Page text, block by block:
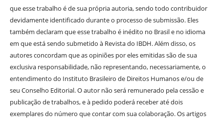
que esse trabalho é de sua própria autoria, sendo todo contribuidor
devidamente identificado durante o processo de submissão. Eles
também declaram que esse trabalho é inédito no Brasil e no idioma
em que está sendo submetido à Revista do IBDH. Além disso, os
autores concordam que as opiniões por eles emitidas são de sua
exclusiva responsabilidade, não representando, necessariamente, o
entendimento do Instituto Brasileiro de Direitos Humanos e/ou de
seu Conselho Editorial. O autor não será remunerado pela cessão e
publicação de trabalhos, e à pedido poderá receber até dois
exemplares do número que contar com sua colaboração. Os artigos